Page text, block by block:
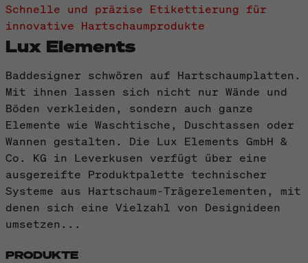
Schnelle und präzise Etikettierung für
innovative Hartschaumprodukte
Lux Elements
Baddesigner schwören auf Hartschaumplatten.
Mit ihnen lassen sich nicht nur Wände und
Böden verkleiden, sondern auch ganze
Elemente wie Waschtische, Duschtassen oder
Wannen gestalten. Die Lux Elements GmbH &
Co. KG in Leverkusen verfügt über eine
ausgereifte Produktpalette technischer
Systeme aus Hartschaum-Trägerelementen, mit
denen sich eine Vielzahl von Designideen
umsetzen...
PRODUKTE